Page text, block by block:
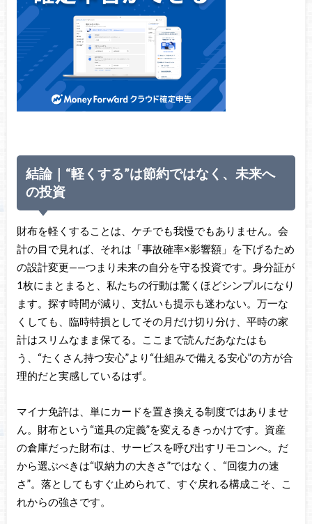
結論｜“軽くする”は節約ではなく、未来へ
の投資
財布を軽くすることは、ケチでも我慢でもありません。会
計の目で見れば、それは「事故確率×影響額」を下げるため
の設計変更——つまり未来の自分を守る投資です。身分証が
1枚にまとまると、私たちの行動は驚くほどシンプルになり
ます。探す時間が減り、支払いも提示も迷わない。万一な
くしても、臨時特損としてその月だけ切り分け、平時の家
計はスリムなまま保てる。ここまで読んだあなたはも
う、“たくさん持つ安心”より“仕組みで備える安心”の方が合
理的だと実感しているはず。
マイナ免許は、単にカードを置き換える制度ではありませ
ん。財布という“道具の定義”を変えるきっかけです。資産
の倉庫だった財布は、サービスを呼び出すリモコンへ。だ
から選ぶべきは“収納力の大きさ”ではなく、“回復力の速
さ”。落としてもすぐ止められて、すぐ戻れる構成こそ、こ
れからの強さです。